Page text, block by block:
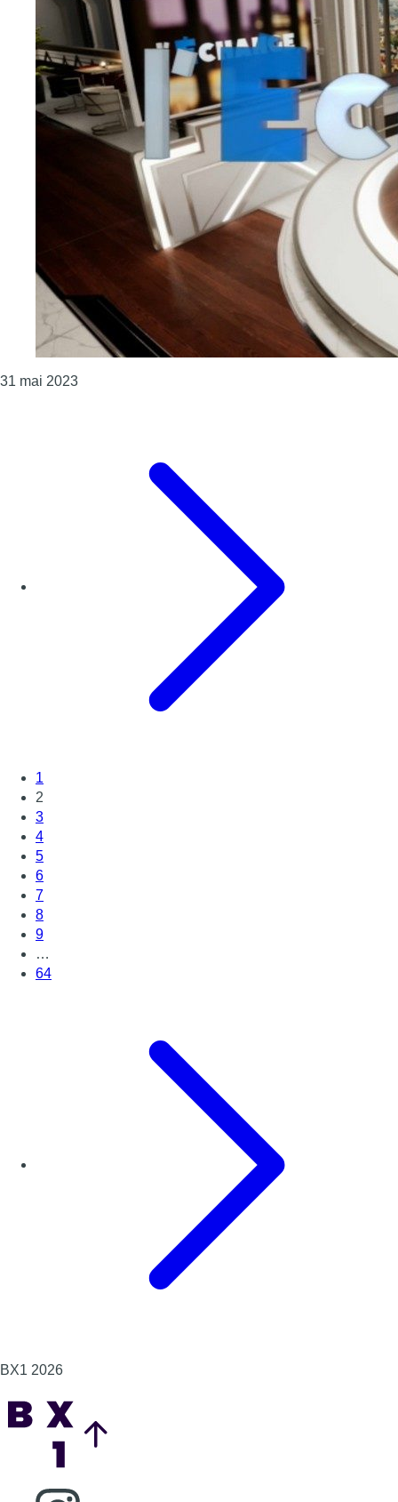
31 mai 2023Consulter l'article "L’échange – Elections
1
2
3
4
5
6
7
8
9
…
64
BX1 2026
Consulter page Instagram